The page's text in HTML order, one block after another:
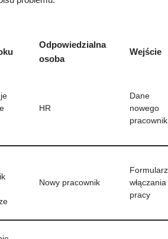
Odpowiedzialna
osoba
Wejście
HR
Dane
nowego
Nowy pracownik
pracy